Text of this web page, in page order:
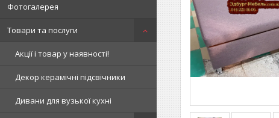
Фотогалерея
Товари та послуги
Акції і товар у наявності!
Декор керамічні підсвічники
Дивани для вузької кухні